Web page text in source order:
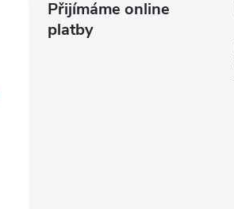
Přijímáme online
platby